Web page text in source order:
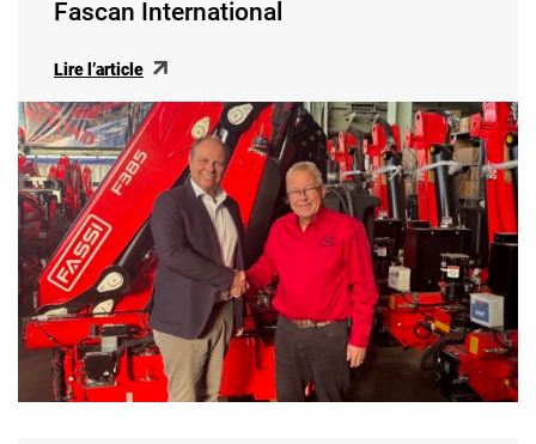
Fascan International
Lire l’article